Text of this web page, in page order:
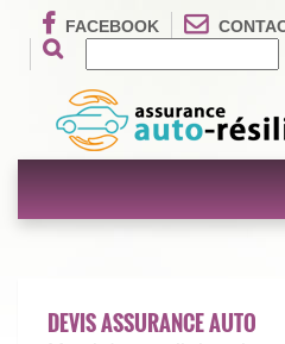
FACEBOOK
DEVIS ASSURANCE AUTO